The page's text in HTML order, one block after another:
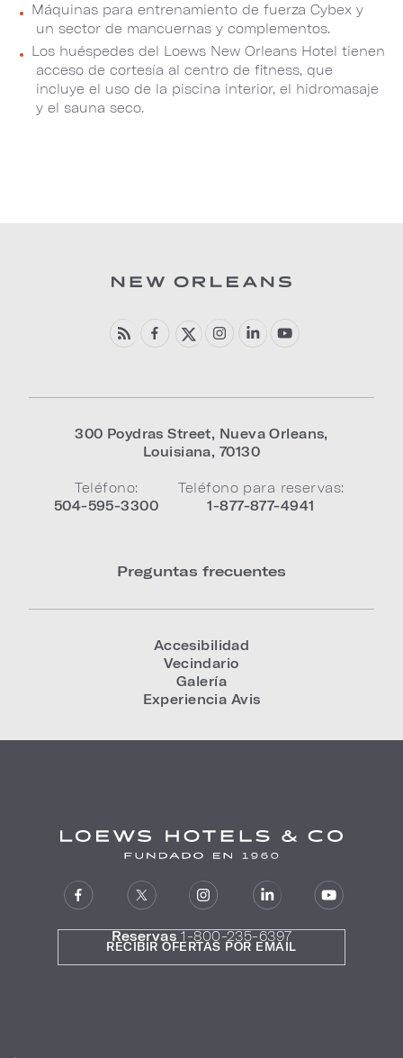
Máquinas para entrenamiento de fuerza Cybex y
un sector de mancuernas y complementos.
Los huéspedes del Loews New Orleans Hotel tienen
acceso de cortesía al centro de fitness, que
incluye el uso de la piscina interior, el hidromasaje
y el sauna seco.
300 Poydras Street, Nueva Orleans,
Louisiana, 70130
Teléfono:
504-595-3300
Teléfono para reservas:
1-877-877-4941
Preguntas frecuentes
Accesibilidad
Vecindario
Galería
Experiencia Avis
Reservas 1-800-235-6397
RECIBIR OFERTAS POR EMAIL